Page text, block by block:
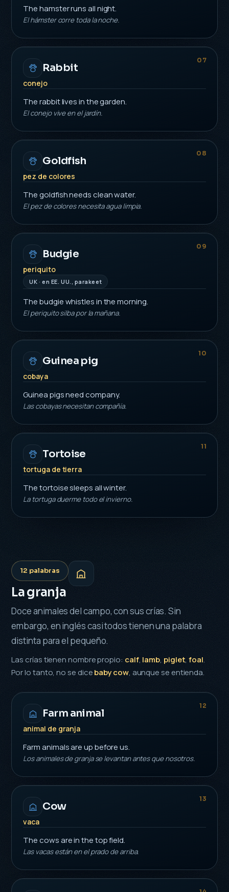
The hamster runs all night.
El hámster corre toda la noche.
07
Rabbit
conejo
The rabbit lives in the garden.
El conejo vive en el jardín.
08
Goldfish
pez de colores
The goldfish needs clean water.
El pez de colores necesita agua limpia.
09
Budgie
periquito
UK · en EE. UU., parakeet
The budgie whistles in the morning.
El periquito silba por la mañana.
10
Guinea pig
cobaya
Guinea pigs need company.
Las cobayas necesitan compañía.
11
Tortoise
tortuga de tierra
The tortoise sleeps all winter.
La tortuga duerme todo el invierno.
La granja
Doce animales del campo, con sus crías. Sin
embargo, en inglés casi todos tienen una palabra
distinta para el pequeño.
Las crías tienen nombre propio: calf, lamb, piglet,foal.
Por lo tanto, no se dicebaby cow, aunque se entienda.
12 palabras
12
Farm animal
animal de granja
Farm animals are up before us.
Los animales de granja se levantan antes que nosotros.
13
Cow
vaca
The cows are in the top field.
Las vacas están en el prado de arriba.